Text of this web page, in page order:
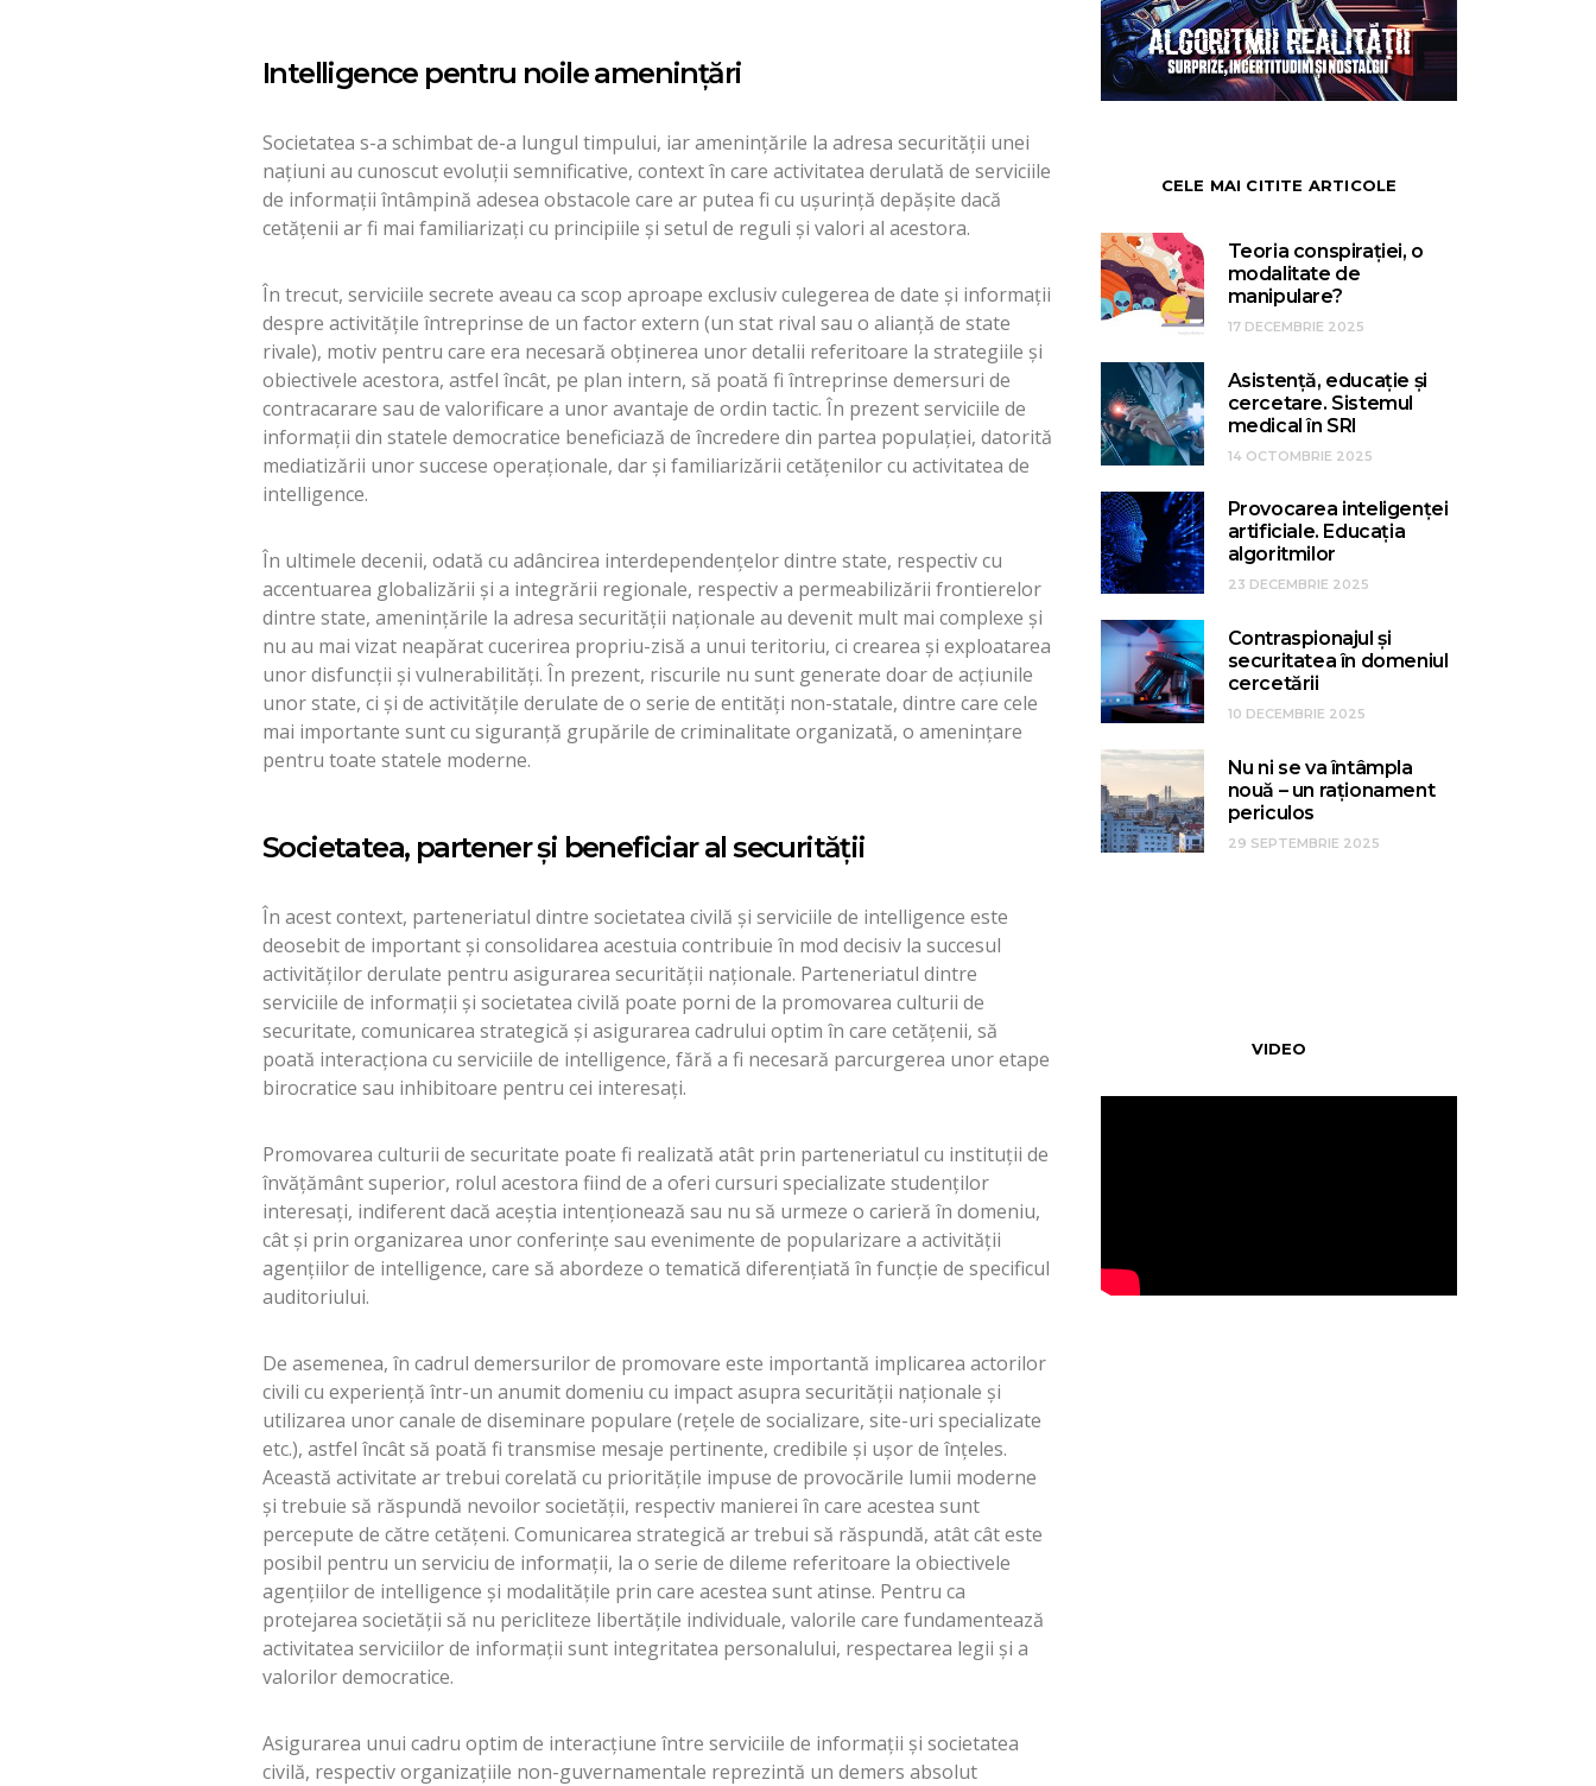
Intelligence pentru noile amenințări
Societatea s-a schimbat de-a lungul timpului, iar amenințările la adresa securității unei
națiuni au cunoscut evoluții semnificative, context în care activitatea derulată de serviciile
de informații întâmpină adesea obstacole care ar putea fi cu ușurință depășite dacă
cetățenii ar fi mai familiarizați cu principiile și setul de reguli și valori al acestora.
În trecut, serviciile secrete aveau ca scop aproape exclusiv culegerea de date și informații
despre activitățile întreprinse de un factor extern (un stat rival sau o alianță de state
rivale), motiv pentru care era necesară obținerea unor detalii referitoare la strategiile şi
obiectivele acestora, astfel încât, pe plan intern, să poată fi întreprinse demersuri de
contracarare sau de valorificare a unor avantaje de ordin tactic. În prezent serviciile de
informaţii din statele democratice beneficiază de încredere din partea populaţiei, datorită
mediatizării unor succese operaţionale, dar şi familiarizării cetăţenilor cu activitatea de
intelligence.
În ultimele decenii, odată cu adâncirea interdependențelor dintre state, respectiv cu
accentuarea globalizării și a integrării regionale, respectiv a permeabilizării frontierelor
dintre state, amenințările la adresa securității naționale au devenit mult mai complexe și
nu au mai vizat neapărat cucerirea propriu-zisă a unui teritoriu, ci crearea și exploatarea
unor disfuncții și vulnerabilități. În prezent, riscurile nu sunt generate doar de acțiunile
unor state, ci și de activitățile derulate de o serie de entități non-statale, dintre care cele
mai importante sunt cu siguranță grupările de criminalitate organizată, o amenințare
pentru toate statele moderne.
Societatea, partener și beneficiar al securității
În acest context, parteneriatul dintre societatea civilă și serviciile de intelligence este
deosebit de important și consolidarea acestuia contribuie în mod decisiv la succesul
activităților derulate pentru asigurarea securității naționale. Parteneriatul dintre
serviciile de informații și societatea civilă poate porni de la promovarea culturii de
securitate, comunicarea strategică și asigurarea cadrului optim în care cetățenii, să
poată interacționa cu serviciile de intelligence, fără a fi necesară parcurgerea unor etape
birocratice sau inhibitoare pentru cei interesați.
Promovarea culturii de securitate poate fi realizată atât prin parteneriatul cu instituții de
învățământ superior, rolul acestora fiind de a oferi cursuri specializate studenților
interesați, indiferent dacă aceștia intenționează sau nu să urmeze o carieră în domeniu,
cât și prin organizarea unor conferințe sau evenimente de popularizare a activității
agențiilor de intelligence, care să abordeze o tematică diferențiată în funcție de specificul
auditoriului.
De asemenea, în cadrul demersurilor de promovare este importantă implicarea actorilor
civili cu experiență într-un anumit domeniu cu impact asupra securității naționale şi
utilizarea unor canale de diseminare populare (reţele de socializare, site-uri specializate
etc.), astfel încât să poată fi transmise mesaje pertinente, credibile și ușor de înțeles.
Această activitate ar trebui corelată cu prioritățile impuse de provocările lumii moderne
şi trebuie să răspundă nevoilor societății, respectiv manierei în care acestea sunt
percepute de către cetăţeni. Comunicarea strategică ar trebui să răspundă, atât cât este
posibil pentru un serviciu de informații, la o serie de dileme referitoare la obiectivele
agențiilor de intelligence și modalitățile prin care acestea sunt atinse. Pentru ca
protejarea societății să nu pericliteze libertățile individuale, valorile care fundamentează
activitatea serviciilor de informații sunt integritatea personalului, respectarea legii și a
valorilor democratice.
Asigurarea unui cadru optim de interacțiune între serviciile de informații și societatea
civilă, respectiv organizaţiile non-guvernamentale reprezintă un demers absolut
CELE MAI CITITE ARTICOLE
Teoria conspirației, o
modalitate de
manipulare?
17 DECEMBRIE 2025
Asistență, educație și
cercetare. Sistemul
medical în SRI
14 OCTOMBRIE 2025
Provocarea inteligenței
artificiale. Educația
algoritmilor
23 DECEMBRIE 2025
Contraspionajul și
securitatea în domeniul
cercetării
10 DECEMBRIE 2025
Nu ni se va întâmpla
nouă – un raționament
periculos
29 SEPTEMBRIE 2025
VIDEO